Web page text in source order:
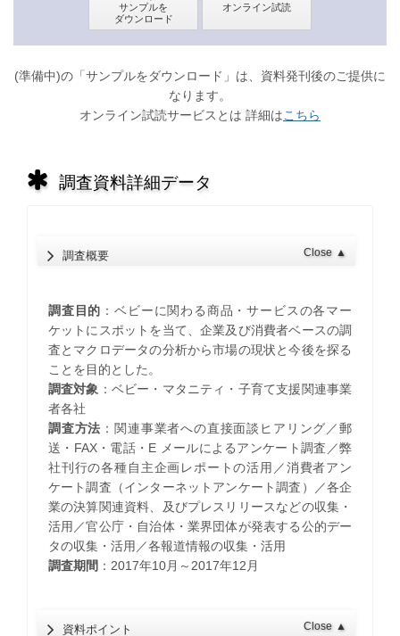
(準備中)の「サンプルをダウンロード」は、資料発刊後のご提供に
なります。
オンライン試読サービスとは 詳細はこちら
調査資料詳細データ
調査概要 Close ▲
調査目的 ：ベビーに関わる商品・サービスの各マー
ケットにスポットを当て、企業及び消費者ベースの調
査とマクロデータの分析から市場の現状と今後を探る
ことを目的とした。
調査対象 ：ベビー・マタニティ・子育て支援関連事業
者各社
調査方法 ：関連事業者への直接面談ヒアリング／郵
送・FAX・電話・E メールによるアンケート調査／弊
社刊行の各種自主企画レポートの活用／消費者アン
ケート調査（インターネットアンケート調査）／各企
業の決算関連資料、及びプレスリリースなどの収集・
活用／官公庁・自治体・業界団体が発表する公的デー
タの収集・活用／各報道情報の収集・活用
調査期間 ：2017年10月～2017年12月
資料ポイント Close ▲